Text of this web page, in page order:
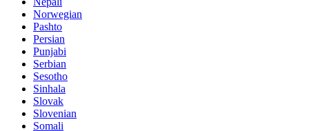
Norwegian
Pashto
Persian
Punjabi
Serbian
Sesotho
Sinhala
Slovak
Slovenian
Somali